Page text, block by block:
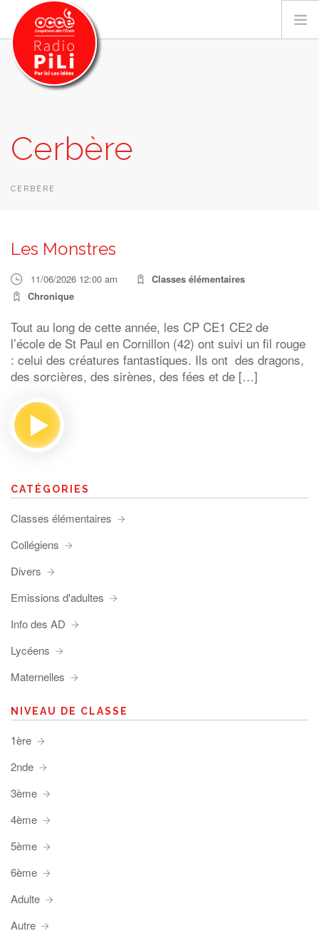
GRILLE DES PROGRAMMES
EMISSIONS / PODCASTS
SUR LE TERRITOIRE
RECHERCHER
Cerbère
CERBÈRE
Les Monstres
11/06/2026 12:00 am
Classes élémentaires
Chronique
Tout au long de cette année, les CP CE1 CE2 de
l’école de St Paul en Cornillon (42) ont suivi un fil rouge
: celui des créatures fantastiques. Ils ont des dragons,
des sorcières, des sirènes, des fées et de […]
CATÉGORIES
Classes élémentaires
Collégiens
Divers
Emissions d'adultes
Info des AD
Lycéens
Maternelles
NIVEAU DE CLASSE
1ère
2nde
3ème
4ème
5ème
6ème
Adulte
Autre